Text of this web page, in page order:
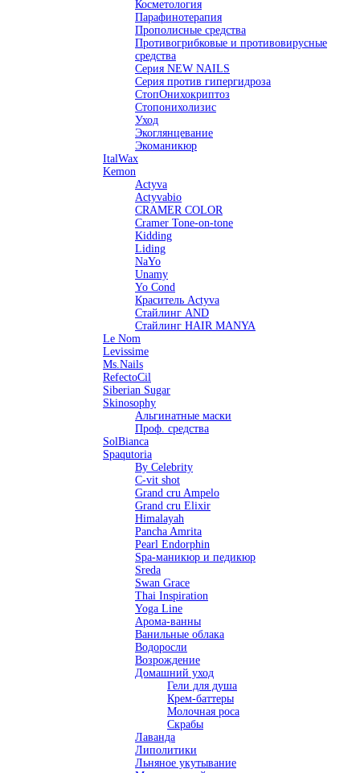
Косметология
Парафинотерапия
Прополисные средства
Противогрибковые и противовирусные
средства
Серия NEW NAILS
Серия против гипергидроза
СтопОнихокриптоз
Стопонихолизис
Уход
Экоглянцевание
Экоманикюр
ItalWax
Kemon
Actyva
Actyvabio
CRAMER COLOR
Cramer Tone-on-tone
Kidding
Liding
NaYo
Unamy
Yo Cond
Краситель Actyva
Стайлинг AND
Стайлинг HAIR MANYA
Le Nom
Levissime
Ms.Nails
RefectoCil
Siberian Sugar
Skinosophy
Альгинатные маски
Проф. средства
SolBianca
Spaqutoria
By Celebrity
C-vit shot
Grand cru Ampelo
Grand сru Elixir
Himalayah
Pancha Amrita
Pearl Endorphin
Spa-маникюр и педикюр
Sreda
Swan Grace
Thai Inspiration
Yoga Line
Арома-ванны
Ванильные облака
Водоросли
Возрождение
Домашний уход
Гели для душа
Крем-баттеры
Молочная роса
Скрабы
Лаванда
Липолитики
Льняное укутывание